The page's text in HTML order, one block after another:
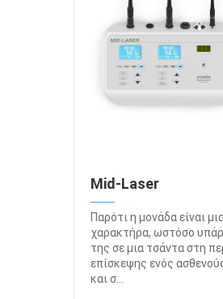
Mid-Laser
Παρότι η μονάδα είναι
χαρακτήρα, ωστόσο
της σε μια τσάντα στη
επίσκεψης ενός
και σ...